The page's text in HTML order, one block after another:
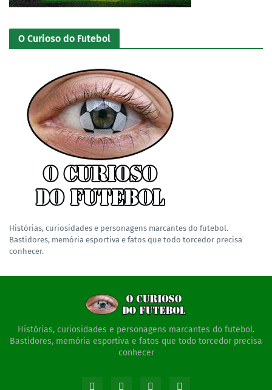
O Curioso do Futebol
Histórias, curiosidades e personagens marcantes do futebol.
Bastidores, memória esportiva e fatos que todo torcedor precisa
conhecer.
Histórias, curiosidades e personagens marcantes do futebol.
Bastidores, memória esportiva e fatos que todo torcedor precisa
conhecer